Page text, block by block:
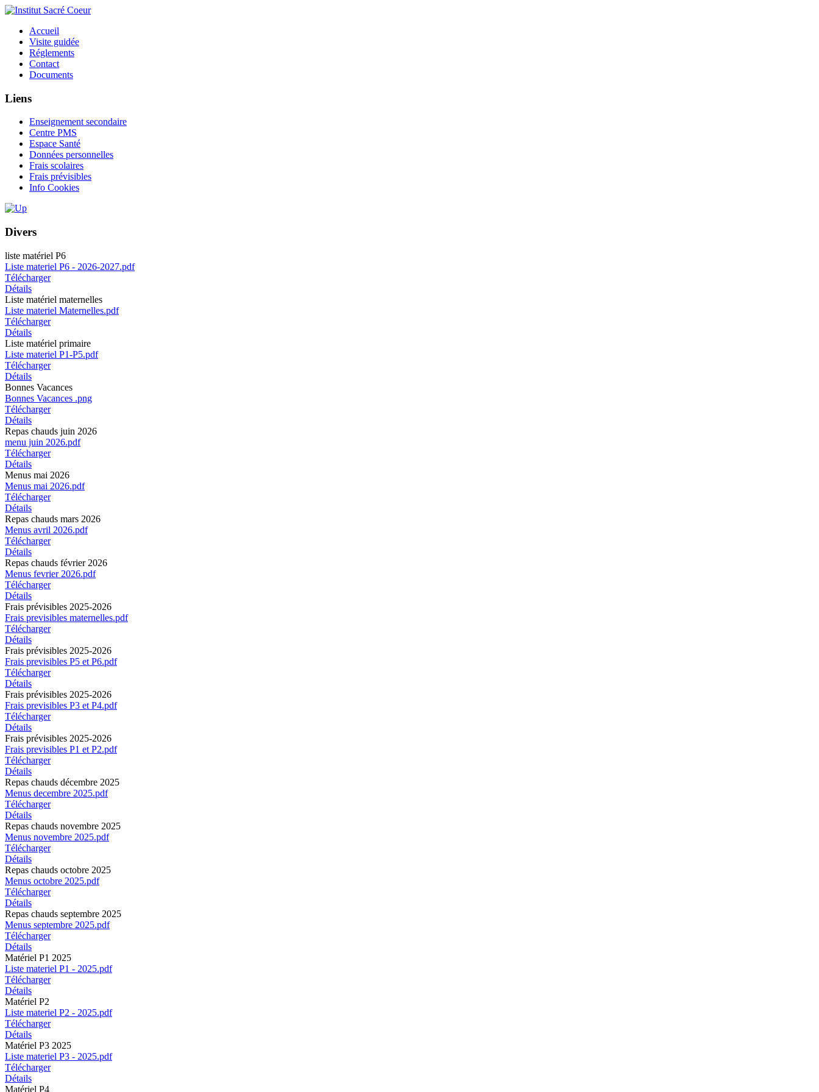
Accueil
Visite guidée
Réglements
Contact
Documents
Liens
Enseignement secondaire
Centre PMS
Espace Santé
Données personnelles
Frais scolaires
Frais prévisibles
Info Cookies
Divers
liste matériel P6
Liste materiel P6 - 2026-2027.pdf
Télécharger
Détails
Liste matériel maternelles
Liste materiel Maternelles.pdf
Télécharger
Détails
Liste matériel primaire
Liste materiel P1-P5.pdf
Télécharger
Détails
Bonnes Vacances
Bonnes Vacances .png
Télécharger
Détails
Repas chauds juin 2026
menu juin 2026.pdf
Télécharger
Détails
Menus mai 2026
Menus mai 2026.pdf
Télécharger
Détails
Repas chauds mars 2026
Menus avril 2026.pdf
Télécharger
Détails
Repas chauds février 2026
Menus fevrier 2026.pdf
Télécharger
Détails
Frais prévisibles 2025-2026
Frais previsibles maternelles.pdf
Télécharger
Détails
Frais prévisibles 2025-2026
Frais previsibles P5 et P6.pdf
Télécharger
Détails
Frais prévisibles 2025-2026
Frais previsibles P3 et P4.pdf
Télécharger
Détails
Frais prévisibles 2025-2026
Frais previsibles P1 et P2.pdf
Télécharger
Détails
Repas chauds décembre 2025
Menus decembre 2025.pdf
Télécharger
Détails
Repas chauds novembre 2025
Menus novembre 2025.pdf
Télécharger
Détails
Repas chauds octobre 2025
Menus octobre 2025.pdf
Télécharger
Détails
Repas chauds septembre 2025
Menus septembre 2025.pdf
Télécharger
Détails
Matériel P1 2025
Liste materiel P1 - 2025.pdf
Télécharger
Détails
Matériel P2
Liste materiel P2 - 2025.pdf
Télécharger
Détails
Matériel P3 2025
Liste materiel P3 - 2025.pdf
Télécharger
Détails
Matériel P4